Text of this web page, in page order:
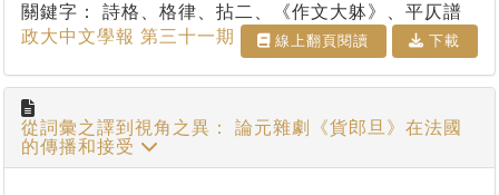
關鍵字： 詩格、格律、拈二、《作文大躰》、平仄譜
政大中文學報 第三十一期
線上翻⾴閱讀 下載
從詞彙之譯到視角之異： 論元雜劇《貨郎旦》在法國
的傳播和接受